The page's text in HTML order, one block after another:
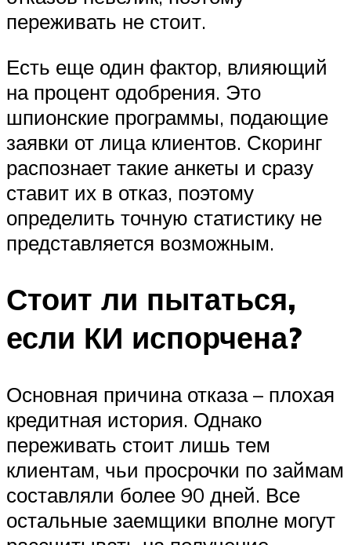
переживать не стоит.
Есть еще один фактор, влияющий
на процент одобрения. Это
шпионские программы, подающие
заявки от лица клиентов. Скоринг
распознает такие анкеты и сразу
ставит их в отказ, поэтому
определить точную статистику не
представляется возможным.
Стоит ли пытаться,
если КИ испорчена?
Основная причина отказа – плохая
кредитная история. Однако
переживать стоит лишь тем
клиентам, чьи просрочки по займам
составляли более 90 дней. Все
остальные заемщики вполне могут